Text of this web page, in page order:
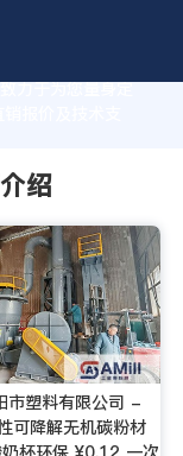
力于为您量身定
报价及技术支
绍
市塑料有限公司 -
可降解无机碳粉材